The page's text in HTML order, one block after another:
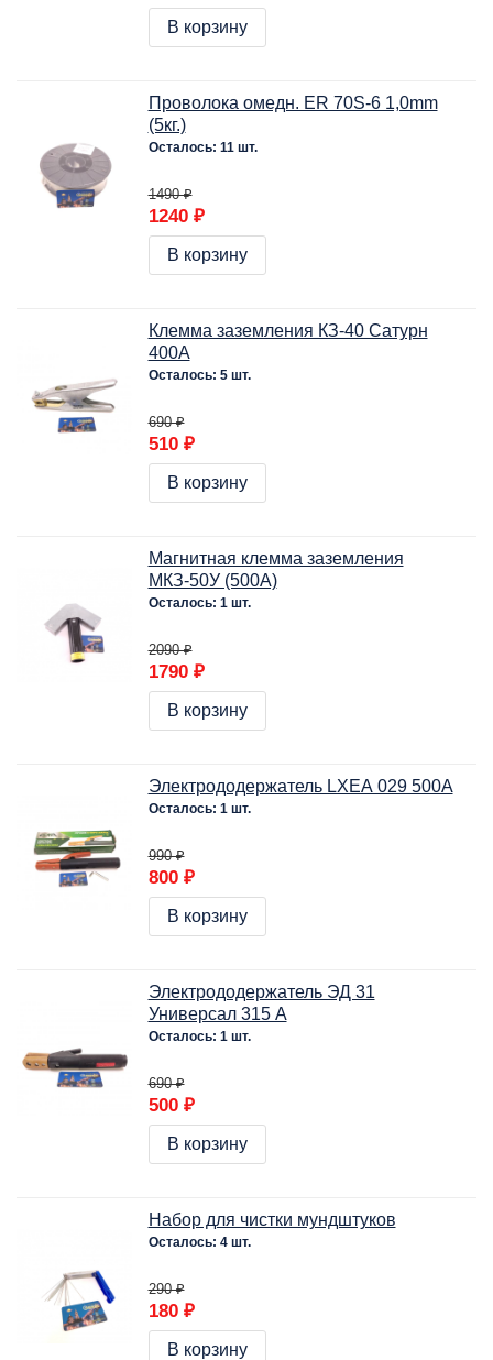
В корзину
Проволока омедн. ER 70S-6 1,0mm
(5кг.)
Осталось: 11 шт.
1490 ₽
1240 ₽
В корзину
Клемма заземления КЗ-40 Сатурн
400А
Осталось: 5 шт.
690 ₽
510 ₽
В корзину
Магнитная клемма заземления
МКЗ-50У (500А)
Осталось: 1 шт.
2090 ₽
1790 ₽
В корзину
Электрододержатель LXEA 029 500A
Осталось: 1 шт.
990 ₽
800 ₽
В корзину
Электрододержатель ЭД 31
Универсал 315 А
Осталось: 1 шт.
690 ₽
500 ₽
В корзину
Набор для чистки мундштуков
Осталось: 4 шт.
290 ₽
180 ₽
В корзину